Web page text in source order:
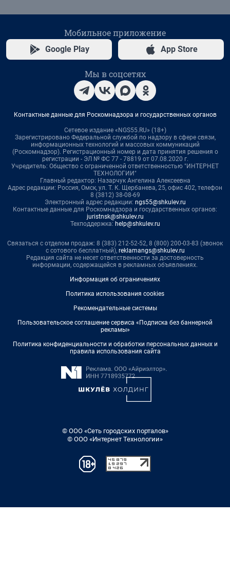
Мобильное приложение
Google Play App Store
Мы в соцсетях
Контактные данные для Роскомнадзора и государственных органов
Сетевое издание «NGS55.RU» (18+)
Зарегистрировано Федеральной службой по надзору в сфере связи,
информационных технологий и массовых коммуникаций
(Роскомнадзор). Регистрационный номер и дата принятия решения о
регистрации - ЭЛ № ФС 77 - 78819 от 07.08.2020 г.
Учредитель: Общество с ограниченной ответственностью "ИНТЕРНЕТ
ТЕХНОЛОГИИ"
Главный редактор: Назарчук Ангелина Алексеевна
Адрес редакции: Россия, Омск, ул. Т. К. Щербанева, 25, офис 402, телефон
8 (3812) 38-08-69
Электронный адрес редакции: ngs55@shkulev.ru
Контактные данные для Роскомнадзора и государственных органов:
juristnsk@shkulev.ru
Техподдержка: help@shkulev.ru
Связаться с отделом продаж: 8 (383) 212-52-52, 8 (800) 200-03-83 (звонок
с сотового бесплатный), reklamangs@shkulev.ru
Редакция сайта не несет ответственности за достоверность
информации, содержащейся в рекламных объявлениях.
Информация об ограничениях
Политика использования cookies
Рекомендательные системы
Пользовательское соглашение сервиса «Подписка без баннерной
рекламы»
Политика конфиденциальности и обработки персональных данных и
правила использования сайта
© ООО «Сеть городских порталов»
© ООО «Интернет Технологии»